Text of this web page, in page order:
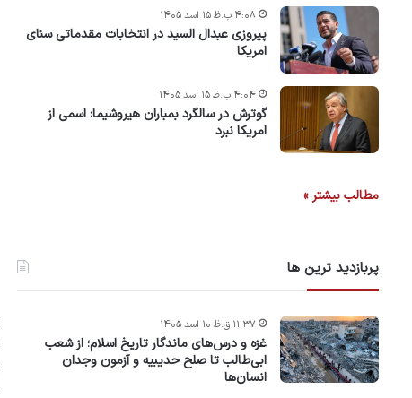
پیروزی عبدال السید در انتخابات مقدماتی سنای
امریکا
۴:۰۸ ب.ظ ۱۵ اسد ۱۴۰۵
گوترش در سالگرد بمباران هیروشیما: اسمی از
امریکا نبرد
۴:۰۴ ب.ظ ۱۵ اسد ۱۴۰۵
مطالب بیشتر »
پربازدید ترین ها
غزه و درس‌های ماندگار تاریخ اسلام؛ از شعب
ابی‌طالب تا صلح حدیبیه و آزمون وجدان
انسان‌ها
۱۱:۳۷ ق.ظ ۱۰ اسد ۱۴۰۵